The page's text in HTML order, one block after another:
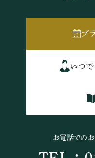
ブ
いつ
お電話での